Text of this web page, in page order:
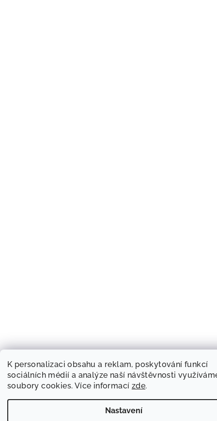
K personalizaci obsahu a reklam, poskytování funkcí
sociálních médií a analýze naší návštěvnosti
soubory cookies. Více informací zde.
Nastavení